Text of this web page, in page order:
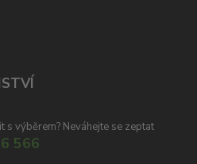
s výběrem? Neváhejte se zeptat
566